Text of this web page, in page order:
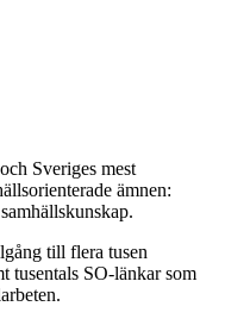
Sveriges mest
ämnen:
till flera tusen
tusentals SO-länkar som